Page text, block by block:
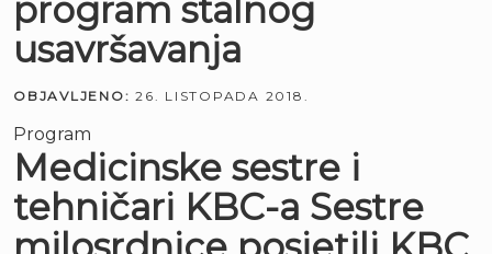
program stalnog
usavršavanja
OBJAVLJENO: 26. LISTOPADA 2018.
Program
Medicinske sestre i
tehničari KBC-a Sestre